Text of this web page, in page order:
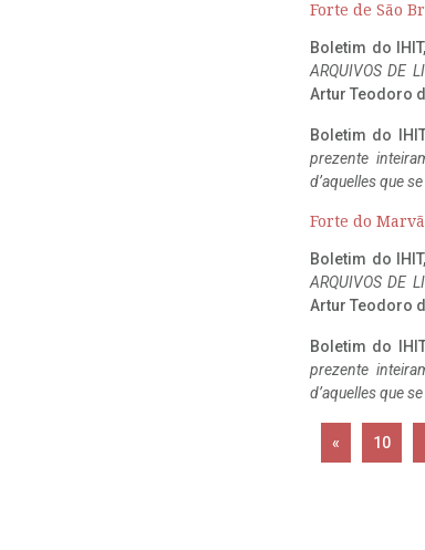
Forte de São
Boletim do
ARQUIVOS DE
Artur Teodoro
Boletim do
prezente
d’aquelles que
Forte do
Boletim do
ARQUIVOS DE
Artur Teodoro
Boletim do
prezente
d’aquelles que
« 10